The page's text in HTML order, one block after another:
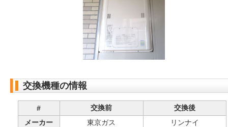
交換機種の情報
# 交換前
交換後
メーカー
東京ガス リンナイ